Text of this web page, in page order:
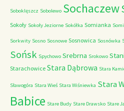
Soboklęszcz Sobolewo Sochaczew
Sokoły Sokoły Jeziorne Sokółka Somianka
Sorkwity Sosno Sosnowe Sosnowica Sosnówka
Sońsk Spychowo Srebrna Srokowo
Starachowice Stara Dąbrowa Stara
Sławogóra Stara Wieś Stara Wiśniewka Stara
Babice Stare Budy Stare Drawsko Stare